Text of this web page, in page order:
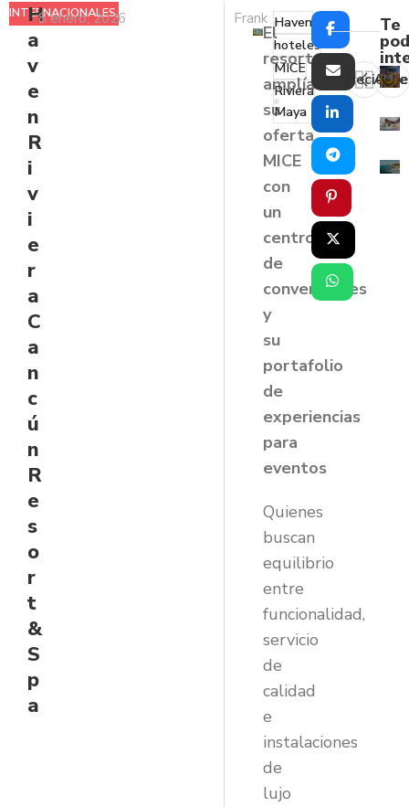
INTERNACIONALES,
NOTICIAS
H
a
v
e
n
R
i
v
i
e
r
a
C
a
n
c
ú
n
R
e
s
o
r
t
&
S
p
a
8 enero, 2026 Frank
El
resort
amplía
su
oferta
MICE
con
un
centro
de
convenciones
y
su
portafolio
de
experiencias
para
eventos
Quienes
buscan
equilibrio
entre
funcionalidad,
servicio
de
calidad
e
instalaciones
de
lujo
Haven
hoteles
MICE
Riviera
Maya
Reciente
Te